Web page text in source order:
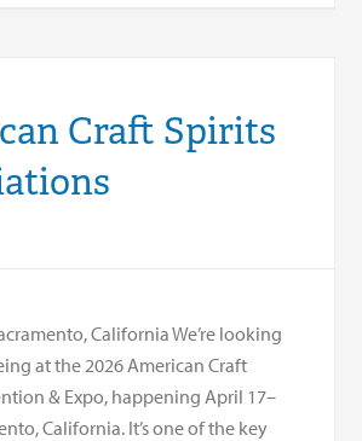
Craft Spirits
California We’re looking
at the 2026 American Craft
& Expo, happening April 17–
California. It’s one of the key